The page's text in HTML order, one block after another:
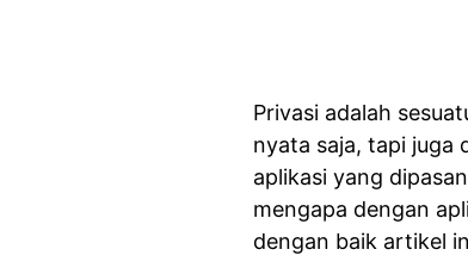
Privasi adalah
nyata saja, tapi juga
aplikasi yang
mengapa dengan
dengan baik artikel